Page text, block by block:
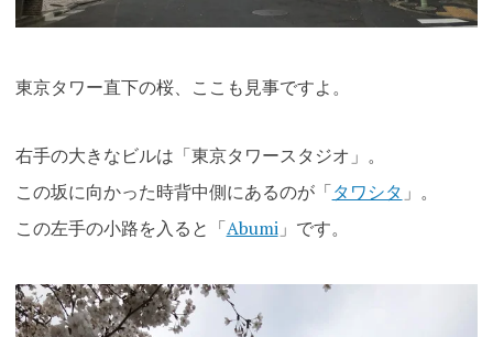
東京タワー直下の桜、ここも見事ですよ。
右手の大きなビルは「東京タワースタジオ」。
この坂に向かった時背中側にあるのが「タワシタ 」。
この左手の小路を入ると「Abumi」です。